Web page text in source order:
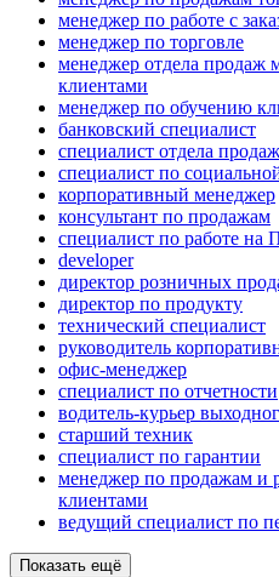
менеджер по работе с
менеджер по торговле
менеджер отдела продаж
клиентами
менеджер по обучению
банковский специалист
специалист отдела продаж
специалист по
корпоративный менеджер
консультант по продажам
специалист по работе на
developer
директор розничных
директор по продукту
технический специалист
руководитель
офис-менеджер
специалист по отчетности
водитель-курьер
старший техник
специалист по гарантии
менеджер по продажам и
клиентами
ведущий специалист по
Показать ещё